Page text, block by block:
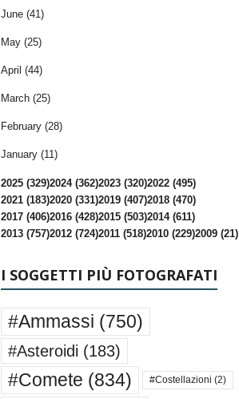
June (41)
May (25)
April (44)
March (25)
February (28)
January (11)
2025 (329)2024 (362)2023 (320)2022 (495)
2021 (183)2020 (331)2019 (407)2018 (470)
2017 (406)2016 (428)2015 (503)2014 (611)
2013 (757)2012 (724)2011 (518)2010 (229)2009 (21)
I SOGGETTI PIÙ FOTOGRAFATI
#Ammassi (750)
#Asteroidi (183)
#Comete (834) #Costellazioni (2)